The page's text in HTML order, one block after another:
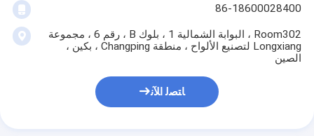
86-18600028400
Room302 ، البوابة الشمالية 1 ، بلوك B ، رقم 6 ، مجموعة
Longxiang لتصنيع الألواح ، منطقة Changping ، بكين ،
الصين
ﺎﺘﺼﻟ ﺍﻶﻧ